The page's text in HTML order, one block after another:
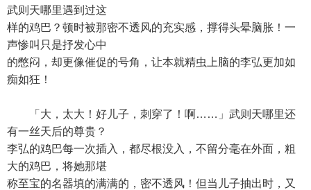
武则天哪里遇到过这
样的鸡巴？顿时被那密不透风的充实感，撑得头晕脑胀！一
声惨叫只是抒发心中
的憋闷，却更像催促的号角，让本就精虫上脑的李弘更加如
痴如狂！
「大，太大！好儿子，刺穿了！啊……」武则天哪里还
有一丝天后的尊贵？
李弘的鸡巴每一次插入，都尽根没入，不留分毫在外面，粗
大的鸡巴，将她那堪
称至宝的名器填的满满的，密不透风！但当儿子抽出时，又